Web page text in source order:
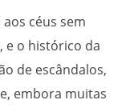
céus sem
e o histórico da
de escândalos,
embora muitas